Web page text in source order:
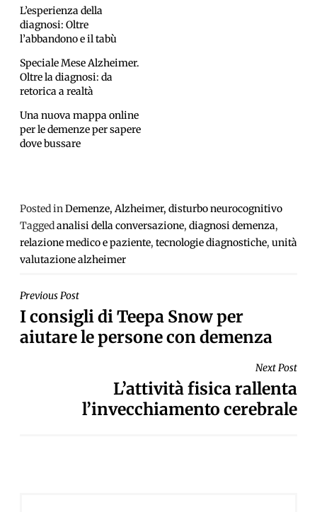
L’esperienza della
diagnosi: Oltre
l’abbandono e il tabù
Speciale Mese Alzheimer.
Oltre la diagnosi: da
retorica a realtà
Una nuova mappa online
per le demenze per sapere
dove bussare
Posted inDemenze, Alzheimer, disturbo neurocognitivo
Taggedanalisi della conversazione, diagnosi demenza,
relazione medico e paziente, tecnologie diagnostiche, unità
valutazione alzheimer
NAVIGAZIONE
ARTICOLI
Previous Post
I consigli di Teepa Snow per
aiutare le persone con demenza
Next Post
L’attività fisica rallenta
l’invecchiamento cerebrale